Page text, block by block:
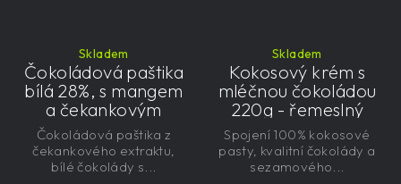
Skladem
Čokoládová paštika
bílá 28%, s mangem
a čekankovým
sirupem 100g -
nízkokalorická,
řemeslná
Čokoládová paštika z
čekankového extraktu,
bílé čokolády s...
Skladem
Kokosový krém s
mléčnou čokoládou
220g - řemeslný
Spojení 100% kokosové
pasty, kvalitní čokolády a
sezamového...